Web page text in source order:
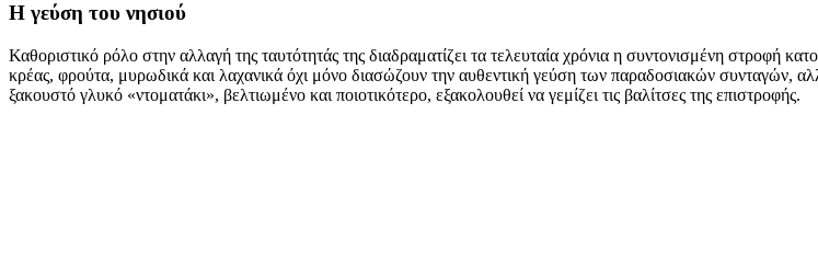
Η γεύση του νησιού
Καθοριστικό ρόλο στην αλλαγή της ταυτότητάς της διαδραματίζει τα τελευταία χρόνια η συντονισμένη στροφή
κρέας, φρούτα, μυρωδικά και λαχανικά όχι μόνο διασώζουν την αυθεντική γεύση των παραδοσιακών συνταγών,
ξακουστό γλυκό «ντοματάκι», βελτιωμένο και ποιοτικότερο, εξακολουθεί να γεμίζει τις βαλίτσες της επιστροφής.